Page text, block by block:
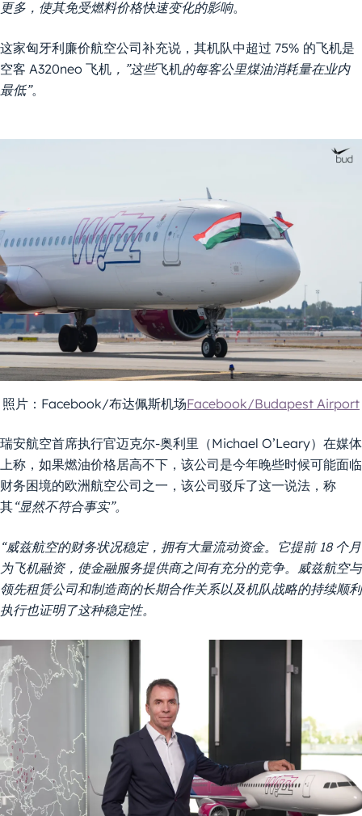
更多，使其免受燃料价格快速变化的影响。
这家匈牙利廉价航空公司补充说，其机队中超过 75% 的飞机是
空客 A320neo 飞机 ，”这些飞机的每客公里煤油消耗量在业内
最低”。
照片：Facebook/布达佩斯机场Facebook/Budapest Airport
瑞安航空首席执行官迈克尔-奥利里（Michael O’Leary）在媒体
上称，如果燃油价格居高不下，该公司是今年晚些时候可能面临
财务困境的欧洲航空公司之一，该公司驳斥了这一说法，称
其“显然不符合事实”。
“威兹航空的财务状况稳定，拥有大量流动资金。它提前 18 个月
为飞机融资，使金融服务提供商之间有充分的竞争。威兹航空与
领先租赁公司和制造商的长期合作关系以及机队战略的持续顺利
执行也证明了这种稳定性。